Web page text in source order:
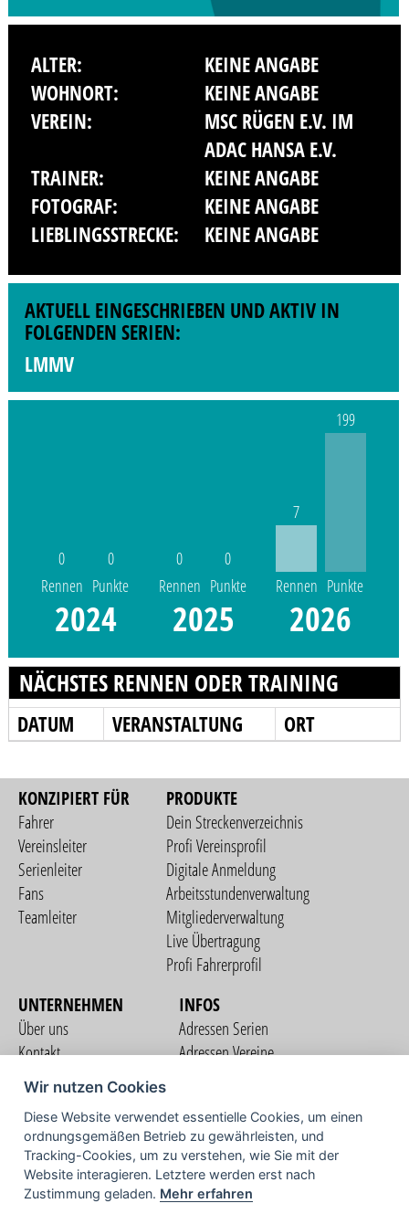
ALTER:
KEINE ANGABE
WOHNORT:
KEINE ANGABE
VEREIN:
MSC RÜGEN E.V. IM
ADAC HANSA E.V.
TRAINER:
KEINE ANGABE
FOTOGRAF:
KEINE ANGABE
LIEBLINGSSTRECKE:
KEINE ANGABE
AKTUELL EINGESCHRIEBEN UND AKTIV IN
FOLGENDEN SERIEN:
LMMV
0
Rennen
0
Punkte
2024
0
Rennen
0
Punkte
2025
7
Rennen
199
Punkte
2026
NÄCHSTES RENNEN ODER TRAINING
DATUM VERANSTALTUNG ORT
KONZIPIERT FÜR
Fahrer
Vereinsleiter
Serienleiter
Fans
Teamleiter
PRODUKTE
Dein Streckenverzeichnis
Profi Vereinsprofil
Digitale Anmeldung
Arbeitsstundenverwaltung
Mitgliederverwaltung
Live Übertragung
Profi Fahrerprofil
UNTERNEHMEN
Über uns
Kontakt
Nutzungsbedingungen
Datenschutzerklärung
Impressum
INFOS
Adressen Serien
Adressen Vereine
COMMUNITY
Wir nutzen Cookies
Diese Website verwendet essentielle Cookies, um einen
ordnungsgemäßen Betrieb zu gewährleisten, und
Tracking-Cookies, um zu verstehen, wie Sie mit der
Website interagieren. Letztere werden erst nach
Zustimmung geladen. Mehr erfahren